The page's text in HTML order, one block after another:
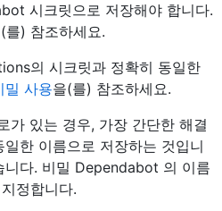
시크릿으로 저장해야 합니다.
를) 참조하세요.
의 시크릿과 정확히 동일한
사용을(를) 참조하세요.
가 있는 경우, 가장 간단한 해결
한 이름으로 저장하는 것입니
니다. 비밀 Dependabot 의 이름
정합니다.